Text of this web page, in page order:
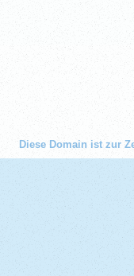
Diese Domain ist zur